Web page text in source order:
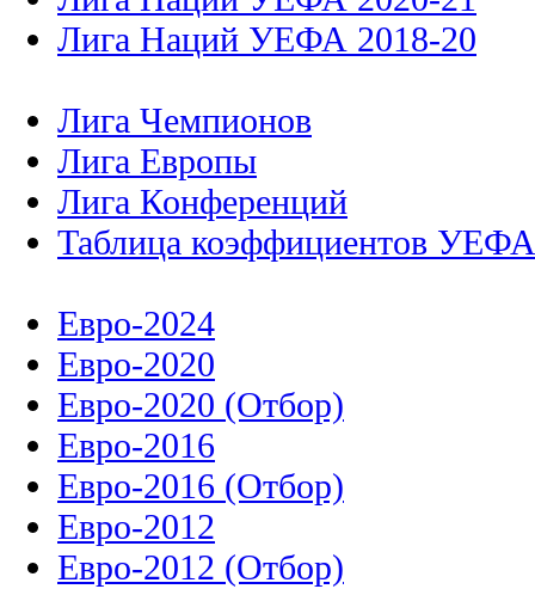
Лига Наций УЕФА 2018-20
Лига Чемпионов
Лига Европы
Лига Конференций
Таблица коэффициентов УЕФА
Евро-2024
Евро-2020
Евро-2020 (Отбор)
Евро-2016
Евро-2016 (Отбор)
Евро-2012
Евро-2012 (Отбор)